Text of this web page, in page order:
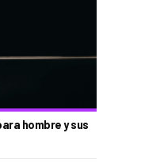
hombre y sus